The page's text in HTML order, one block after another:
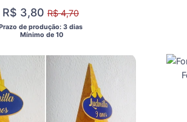
R$ 3,80 R$ 4,70
Prazo de produção: 3 dias
  Mínimo de 10